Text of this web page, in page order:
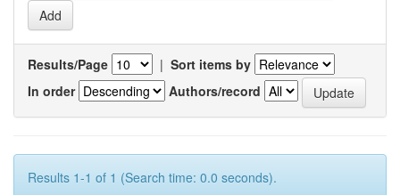
Results/Page | Sort items by
In order
Authors/record
Results 1-1 of 1 (Search time: 0.0 seconds).